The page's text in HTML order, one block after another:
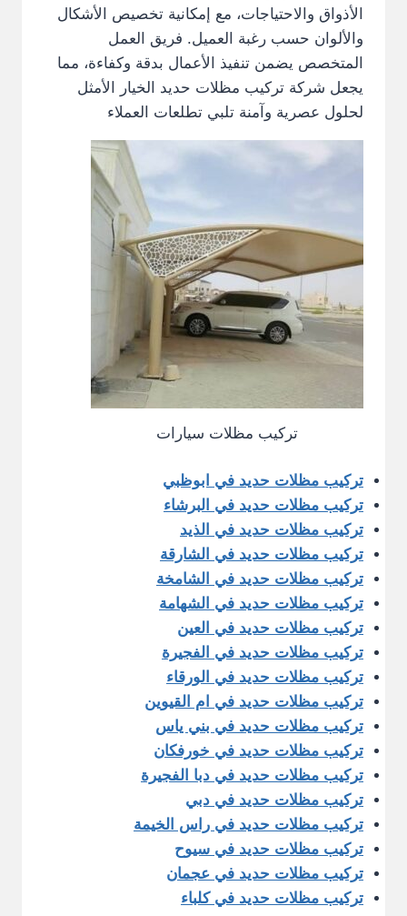
الأذواق والاحتياجات، مع إمكانية تخصيص الأشكال
والألوان حسب رغبة العميل. فريق العمل
المتخصص يضمن تنفيذ الأعمال بدقة وكفاءة، مما
يجعل شركة تركيب مظلات حديد الخيار الأمثل
لحلول عصرية وآمنة تلبي تطلعات العملاء
تركيب مظلات سيارات
تركيب مظلات حديد في ابوظبي
تركيب مظلات حديد في البرشاء
تركيب مظلات حديد في الذيد
تركيب مظلات حديد في الشارقة
تركيب مظلات حديد في الشامخة
تركيب مظلات حديد في الشهامة
تركيب مظلات حديد في العين
تركيب مظلات حديد في الفجيرة
تركيب مظلات حديد في الورقاء
تركيب مظلات حديد في ام القيوين
تركيب مظلات حديد في بني ياس
تركيب مظلات حديد في خورفكان
تركيب مظلات حديد في دبا الفجيرة
تركيب مظلات حديد في دبي
تركيب مظلات حديد في راس الخيمة
تركيب مظلات حديد في سيوح
تركيب مظلات حديد في عجمان
تركيب مظلات حديد في كلباء